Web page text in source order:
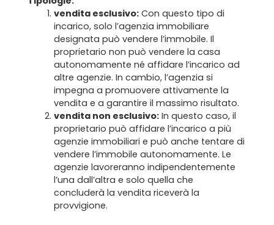
vendita esclusivo: Con questo tipo di
incarico, solo l’agenzia immobiliare
designata può vendere l’immobile. Il
proprietario non può vendere la casa
autonomamente né affidare l’incarico ad
altre agenzie. In cambio, l’agenzia si
impegna a promuovere attivamente la
vendita e a garantire il massimo risultato.
vendita non esclusivo: In questo caso, il
proprietario può affidare l’incarico a più
agenzie immobiliari e può anche tentare di
vendere l’immobile autonomamente. Le
agenzie lavoreranno indipendentemente
l’una dall’altra e solo quella che
concluderà la vendita riceverà la
provvigione.